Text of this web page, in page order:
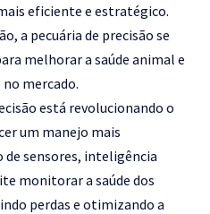
eficiente e estratégico.
a pecuária de precisão se
melhorar a saúde animal e
mercado.
está revolucionando o
um manejo mais
sensores, inteligência
monitorar a saúde dos
perdas e otimizando a